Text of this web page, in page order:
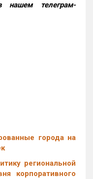
нашем телеграм-
города на
региональной
корпоративного